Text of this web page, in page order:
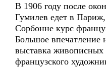
В 1906 году после
Гумилев едет в
Сорбонне курс
Большое впечатление
выставка живописных
французского